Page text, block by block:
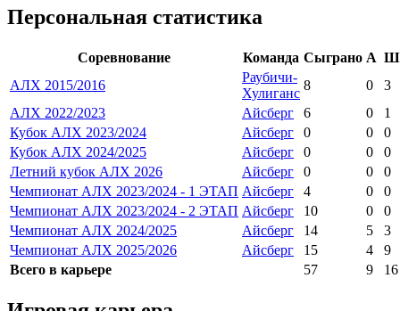
Персональная статистика
Соревнование Команда Сыграно А Ш
АЛХ 2015/2016
Раубичи-
Хулиганс
8 0
3
АЛХ 2022/2023
Айсберг 6 0
1
Кубок АЛХ 2023/2024
Айсберг 0 0
0
Кубок АЛХ 2024/2025
Айсберг 0 0
0
Летний кубок АЛХ 2026
Айсберг 0 0
0
Чемпионат АЛХ 2023/2024 - 1 ЭТАП Айсберг 4 0
0
Чемпионат АЛХ 2023/2024 - 2 ЭТАП Айсберг 10 0
0
Чемпионат АЛХ 2024/2025
Айсберг 14 5
3
Чемпионат АЛХ 2025/2026
Айсберг 15 4
9
Всего в карьере
57 9 16